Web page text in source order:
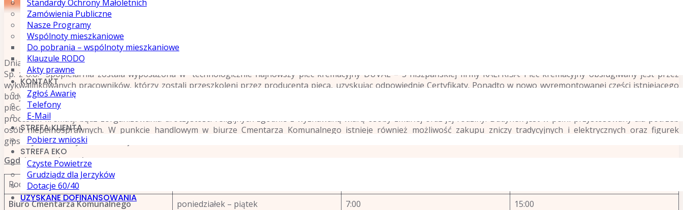
Standardy Ochrony Małoletnich
Zamówienia Publiczne
Nasze Programy
Wspólnoty mieszkaniowe
Do pobrania – wspólnoty mieszkaniowe
Klauzule RODO
Akty prawne
KONTAKT
Zgłoś Awarię
Telefony
E-Mail
STREFA KLIENTA
Pobierz wnioski
STREFA EKO
Czyste Powietrze
Grudziądz dla Jerzyków
Dotacje 60/40
UZYSKANE DOFINANSOWANIA
Dnia 30.12.2020 r. została ukończona budowa Spopielarni na Cmentarzu Komunalnym w Grudziądzu, zarządzana przez Miejskie Przedsiębiorstwo Gospodarki Nieruchomościami
Sp. z o.o. Spopielarnia została wyposażona w technologicznie najnowszy piec kremacyjny DUVAL – 3 hiszpańskiej firmy KALFRISA. Piec kremacyjny obsługiwany jest przez
wykwalifikowanych pracowników, którzy zostali przeszkoleni przez producenta pieca, uzyskując odpowiednie Certyfikaty. Ponadto w nowo wyremontowanej części istniejącego
budynku przedpogrzebowego Spółka wyodrębniła pomieszczenie audiowizualne, w którym najbliższa rodzina osoby zmarłej ma możliwość obejrzenia momentu wjazdu zwłok do
pieca kremacyjnego. W budynku przedpogrzebowym znajduje się również kaplica, w której rodzina zmarłego ma możliwość pożegnania się z osobą zmarłą tuż przed samym
procesem kremacji bądź zorganizowania uroczystości religijnych zgodnie z wyznawaną wiarą osoby zmarłej oraz jej rodziny. Budynek jest w pełni przystosowany dla potrzeb
osób niepełnosprawnych. W punkcie handlowym w biurze Cmentarza Komunalnego istnieje również możliwość zakupu zniczy tradycyjnych i elektrycznych oraz figurek
gipsowych o tematyce funeralnej.
Godziny urzędowania :
Rodzaj
Biuro Cmentarza Komunalnego
poniedziałek – piątek 7:00
15:00